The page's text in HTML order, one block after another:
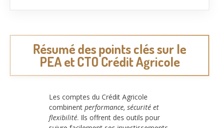
Résumé des points clés sur le
PEA et CTO Crédit Agricole
Les comptes du Crédit Agricole
combinent performance, sécurité et
flexibilité. Ils offrent des outils pour